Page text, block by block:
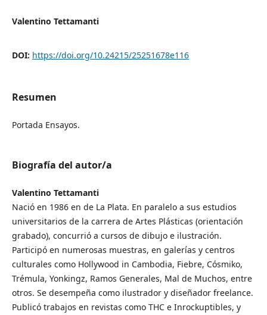
Valentino Tettamanti
DOI: https://doi.org/10.24215/25251678e116
Resumen
Portada Ensayos.
Biografía del autor/a
Valentino Tettamanti
Nació en 1986 en de La Plata. En paralelo a sus estudios
universitarios de la carrera de Artes Plásticas (orientación
grabado), concurrió a cursos de dibujo e ilustración.
Participó en numerosas muestras, en galerías y centros
culturales como Hollywood in Cambodia, Fiebre, Cósmiko,
Trémula, Yonkingz, Ramos Generales, Mal de Muchos, entre
otros. Se desempeña como ilustrador y diseñador freelance.
Publicó trabajos en revistas como THC e Inrockuptibles, y